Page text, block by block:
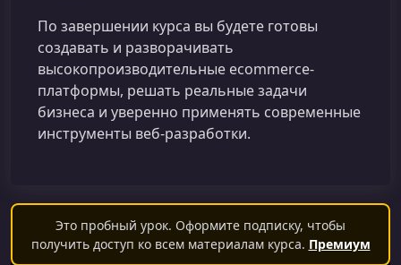
По завершении курса вы будете готовы
создавать и разворачивать
высокопроизводительные ecommerce-
платформы, решать реальные задачи
бизнеса и уверенно применять современные
инструменты веб-разработки.
Это пробный урок. Оформите подписку, чтобы
получить доступ ко всем материалам курса. Премиум